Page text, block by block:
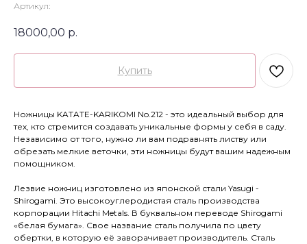
Артикул:
18000,00 р.
Купить
Ножницы KATATE-KARIKOMI No.212 - это идеальный выбор для
тех, кто стремится создавать уникальные формы у себя в саду.
Независимо от того, нужно ли вам подравнять листву или
обрезать мелкие веточки, эти ножницы будут вашим надежным
помощником.
Лезвие ножниц изготовлено из японской стали Yasugi -
Shirogami. Это высокоуглеродистая сталь производства
корпорации Hitachi Metals. В буквальном переводе Shirogami
«белая бумага». Свое название сталь получила по цвету
обертки, в которую её заворачивает производитель. Сталь